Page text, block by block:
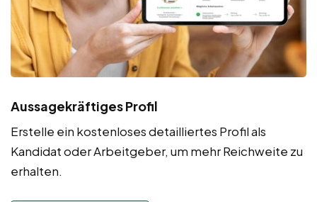
Aussagekräftiges Profil
Erstelle ein kostenloses detailliertes Profil als
Kandidat oder Arbeitgeber, um mehr Reichweite zu
erhalten.